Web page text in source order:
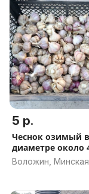
5 р.
Чеснок озимый в
диаметре около
Воложин,